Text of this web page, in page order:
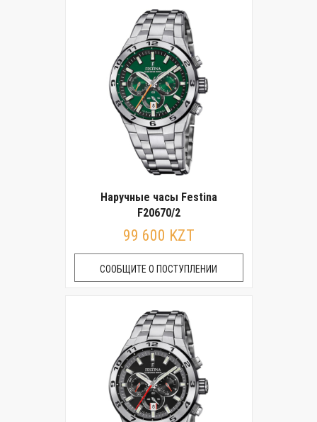
Наручные часы Festina
F20670/2
99 600 KZT
СООБЩИТЕ О ПОСТУПЛЕНИИ